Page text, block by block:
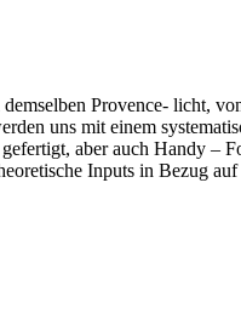
Provence- licht,
uns mit einem
aber auch Handy –
Inputs in Bezug